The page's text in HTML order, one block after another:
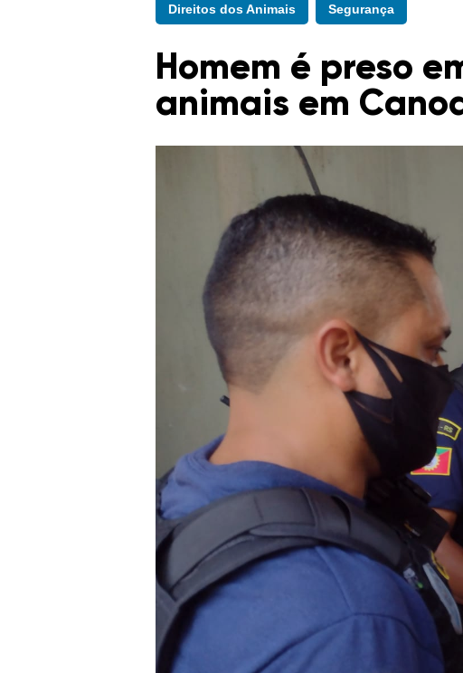
Direitos dos Animais Segurança
Homem é preso
animais em